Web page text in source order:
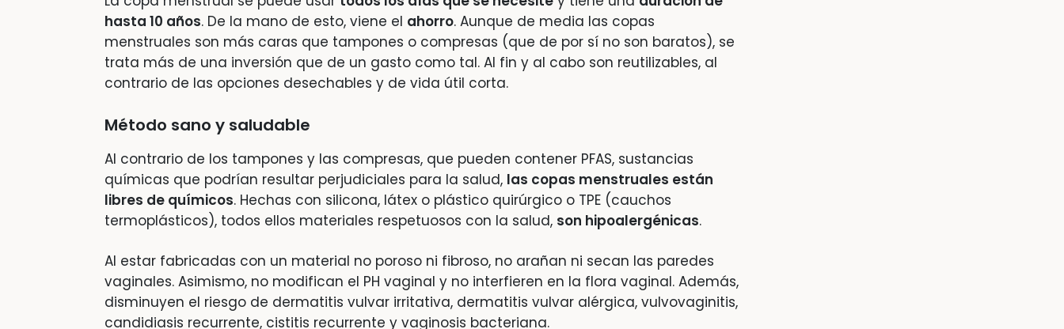
hasta 10 años. De la mano de esto, viene el ahorro. Aunque de media las copas
menstruales son más caras que tampones o compresas (que de por sí no son baratos), se
trata más de una inversión que de un gasto como tal. Al fin y al cabo son reutilizables, al
contrario de las opciones desechables y de vida útil corta.
Método sano y saludable
Al contrario de los tampones y las compresas, que pueden contener PFAS, sustancias
químicas que podrían resultar perjudiciales para la salud, las copas menstruales están
libres de químicos. Hechas con silicona, látex o plástico quirúrgico o TPE (cauchos
termoplásticos), todos ellos materiales respetuosos con la salud, son hipoalergénicas.
Al estar fabricadas con un material no poroso ni fibroso, no arañan ni secan las paredes
vaginales. Asimismo, no modifican el PH vaginal y no interfieren en la flora vaginal. Además,
disminuyen el riesgo de dermatitis vulvar irritativa, dermatitis vulvar alérgica, vulvovaginitis,
candidiasis recurrente, cistitis recurrente y vaginosis bacteriana.